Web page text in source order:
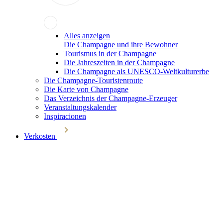
Alles anzeigen
Die Champagne und ihre Bewohner
Tourismus in der Champagne
Die Jahreszeiten in der Champagne
Die Champagne als UNESCO-Weltkulturerbe
Die Champagne-Touristenroute
Die Karte von Champagne
Das Verzeichnis der Champagne-Erzeuger
Veranstaltungskalender
Inspiracionen
Verkosten